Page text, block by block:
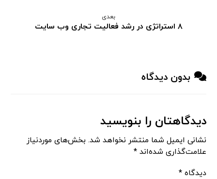
بعدی
۸ استراتژی در رشد فعالیت تجاری وب سایت
بدون دیدگاه
دیدگاهتان را بنویسید
نشانی ایمیل شما منتشر نخواهد شد. بخش‌های موردنیاز
علامت‌گذاری شده‌اند*
دیدگاه*